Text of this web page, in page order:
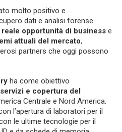
molto positivo e
dati e analisi forense
reale opportunità di business e
attuali del mercato,
partners che oggi possono
ha come obiettivo
e copertura del
Centrale e Nord America.
l’apertura di laboratori per il
le ultime tecnologie per il